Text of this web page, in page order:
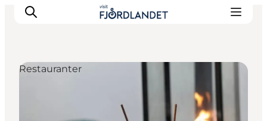
Det sker
Restauranter